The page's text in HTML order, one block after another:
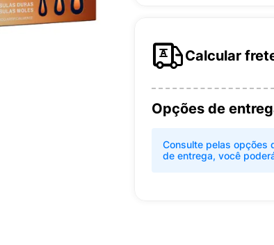
Calcular
Opções de
Consulte pelas opções
de entrega, você